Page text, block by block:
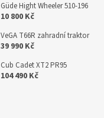
Güde Hight Wheeler 510-196
10 800 Kč
VeGA T66R zahradní traktor
39 990 Kč
Cub Cadet XT2 PR95
104 490 Kč